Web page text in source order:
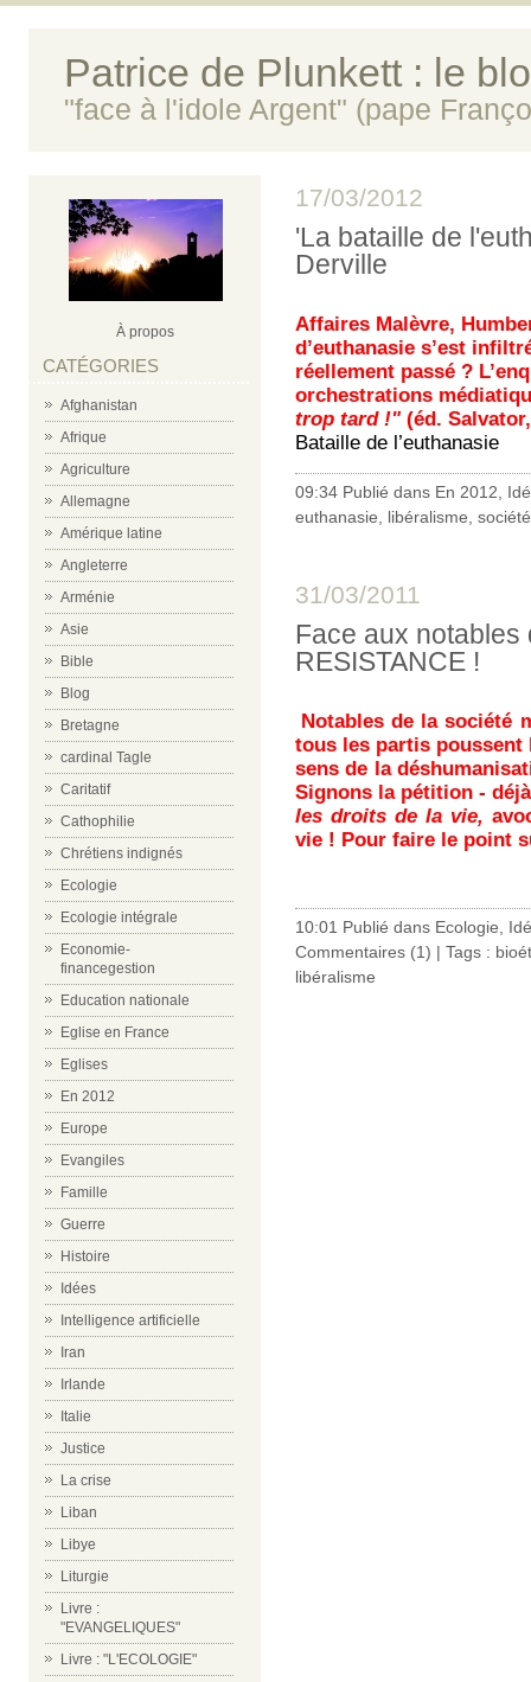
Patrice de Plunkett : le
"face à l'idole Argent" (pape
À propos
CATÉGORIES
Afghanistan
Afrique
Agriculture
Allemagne
Amérique latine
Angleterre
Arménie
Asie
Bible
Blog
Bretagne
cardinal Tagle
Caritatif
Cathophilie
Chrétiens indignés
Ecologie
Ecologie intégrale
Economie-
financegestion
Education nationale
Eglise en France
Eglises
En 2012
Europe
Evangiles
Famille
Guerre
Histoire
Idées
Intelligence artificielle
Iran
Irlande
Italie
Justice
La crise
Liban
Libye
Liturgie
Livre :
"EVANGELIQUES"
Livre : "L'ECOLOGIE"
17/03/2012
'La bataille de
Derville
Affaires Malèvre,
d’euthanasie s’est
réellement passé ?
orchestrations
trop tard !"(éd.
Bataille de l’euthanasie
09:34 Publié dans En 2012
euthanasie
libéralisme
31/03/2011
Face aux
RESISTANCE !
Notables de la société
tous les partis poussent
sens de la
Signons la pétition -
les droits de la vie,
vie ! Pour faire le point
10:01 Publié dans Ecologie
Commentaires (1) | Tags :
libéralisme